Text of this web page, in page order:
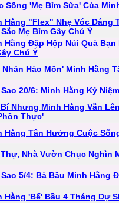
Sống 'Mẹ Bỉm Sữa' Của
Hằng "Flex" Nhẹ Vóc Dáng
Mẹ Bỉm Gây Chú Ý
Hằng Đập Hộp Núi Quà
Chú Ý
Nhân Hào Môn' Minh Hằng
20/6: Minh Hằng Kỷ
Nhưng Minh Hằng Vẫn
Thực'
Hằng Tận Hưởng Cuộc
Nhà Vườn Chục Nghìn
5/4: Bà Bầu Minh Hằng
Hằng 'Bế' Bầu 4 Tháng Dự